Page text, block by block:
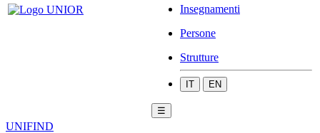
Insegnamenti
Persone
Strutture
IT EN
☰
UNIFIND